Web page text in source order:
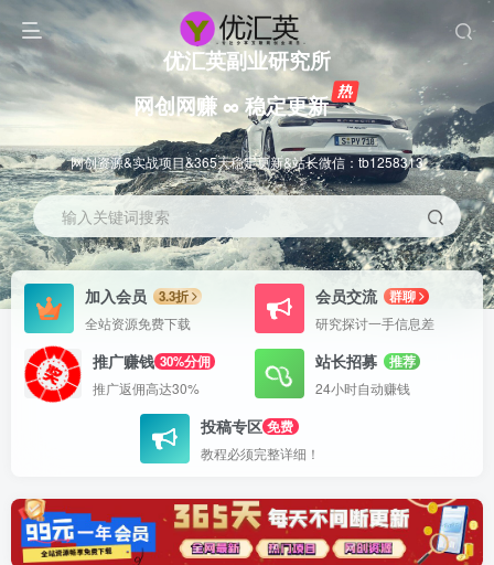
优汇英副业研究所
网创网赚 ∞ 稳定更新
网创资源&实战项目&365天稳定更新&站长微信：tb1258313
输入关键词搜索
加入会员
3.3折
全站资源免费下载
会员交流
群聊
研究探讨一手信息差
推广赚钱 30%分佣
推广返佣高达30%
站长招募
推荐
24小时自动赚钱
投稿专区 免费
教程必须完整详细！